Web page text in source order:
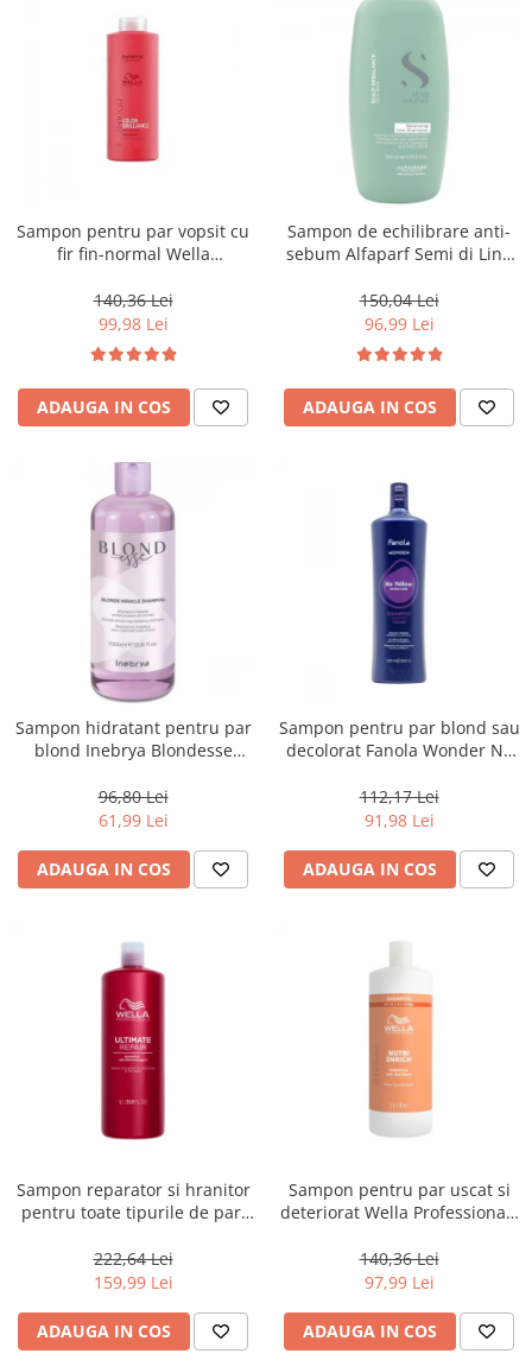
Sampon pentru par vopsit cu
fir fin-normal Wella
1000 ml
140,36 Lei
99,98 Lei
ADAUGA IN COS
Sampon de echilibrare anti-
sebum Alfaparf Semi di Lino
1000 ml
150,04 Lei
96,99 Lei
ADAUGA IN COS
Sampon hidratant pentru par
blond Inebrya Blondesse
96,80 Lei
61,99 Lei
ADAUGA IN COS
Sampon pentru par blond sau
decolorat Fanola Wonder No
112,17 Lei
91,98 Lei
ADAUGA IN COS
Sampon reparator si hranitor
pentru toate tipurile de par,
Ultimate Repair, 1000 ml
222,64 Lei
159,99 Lei
ADAUGA IN COS
Sampon pentru par uscat si
deteriorat Wella Professionals
140,36 Lei
97,99 Lei
ADAUGA IN COS